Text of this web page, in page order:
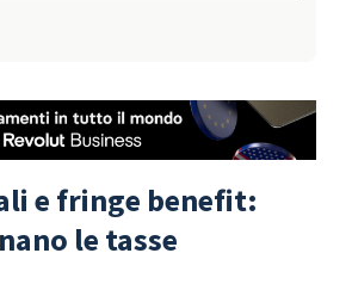
e fringe benefit:
le tasse